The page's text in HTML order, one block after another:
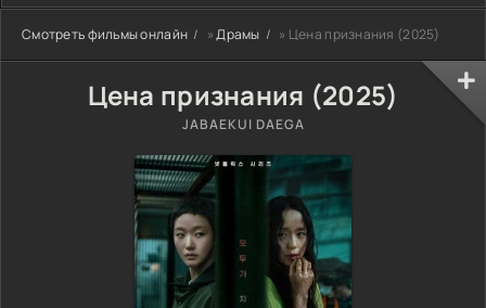
Смотреть фильмы онлайн »Драмы » Цена признания (2025)
Цена признания (2025)
JABAEKUI DAEGA